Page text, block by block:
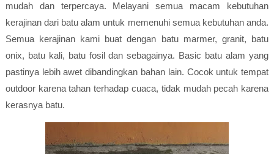
mudah dan terpercaya. Melayani semua macam kebutuhan
kerajinan dari batu alam untuk memenuhi semua kebutuhan anda.
Semua kerajinan kami buat dengan batu marmer, granit, batu
onix, batu kali, batu fosil dan sebagainya. Basic batu alam yang
pastinya lebih awet dibandingkan bahan lain. Cocok untuk tempat
outdoor karena tahan terhadap cuaca, tidak mudah pecah karena
kerasnya batu.